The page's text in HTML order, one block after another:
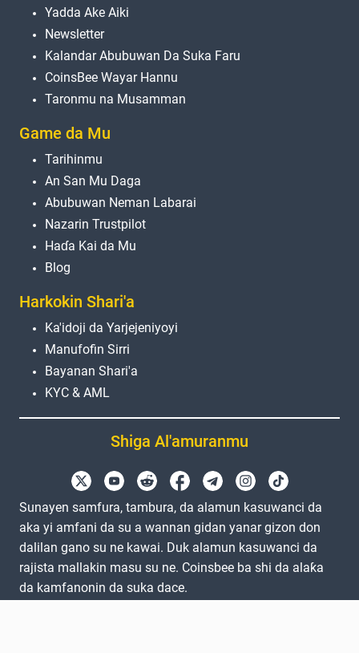
Yadda Ake Aiki
Newsletter
Kalandar Abubuwan Da Suka Faru
CoinsBee Wayar Hannu
Taronmu na Musamman
Game da Mu
Tarihinmu
An San Mu Daga
Abubuwan Neman Labarai
Nazarin Trustpilot
Haɗa Kai da Mu
Blog
Harkokin Shari'a
Ka'idoji da Yarjejeniyoyi
Manufofin Sirri
Bayanan Shari'a
KYC & AML
Shiga Al'amuranmu
Sunayen samfura, tambura, da alamun kasuwanci da
aka yi amfani da su a wannan gidan yanar gizon don
dalilan gano su ne kawai. Duk alamun kasuwanci da
rajista mallakin masu su ne. Coinsbee ba shi da alaƙa
da kamfanonin da suka dace.